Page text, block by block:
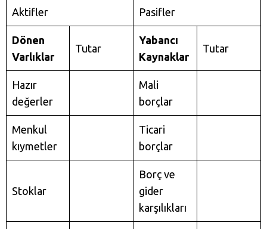
Aktifler Pasifler
Dönen
Varlıklar
Tutar
Yabancı
Kaynaklar
Tutar
Hazır
değerler
Mali
borçlar
Menkul
kıymetler
Ticari
borçlar
Stoklar
Borç ve
gider
karşılıkları